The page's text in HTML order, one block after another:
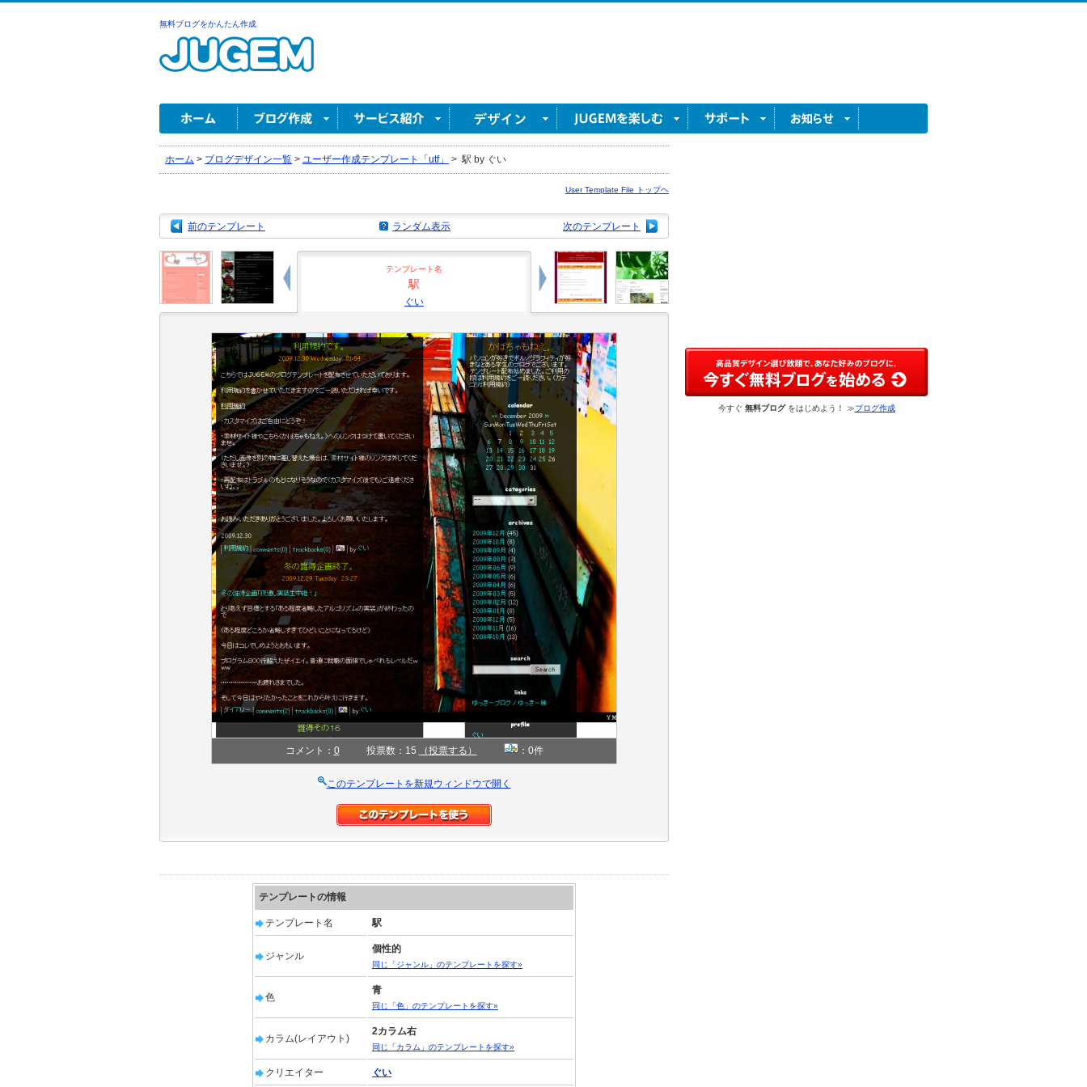
無料ブログをかんたん作成
ホーム > ブログデザイン一覧 > ユーザー作成テンプレート「utf」 > 駅 by ぐい
User Template File トップヘ
前のテンプレート 次のテンプレート
ランダム表示
テンプレート名
駅
ぐい
コメント： 0 投票数：15 （投票する） ：0件
このテンプレートを新規ウィンドウで開く
テンプレートの情報
テンプレート名 駅
ジャンル
個性的
同じ「ジャンル」のテンプレートを探す»
色
青
同じ「色」のテンプレートを探す»
カラム(レイアウト)
2カラム右
同じ「カラム」のテンプレートを探す»
クリエイター ぐい
今すぐ 無料ブログをはじめよう！ ≫ブログ作成